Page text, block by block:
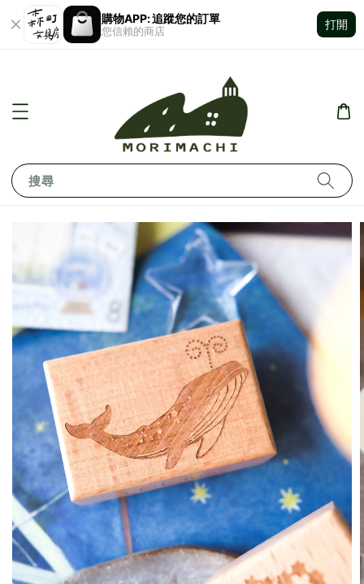
購物APP: 追蹤您的訂單
您信賴的商店
打開
搜尋